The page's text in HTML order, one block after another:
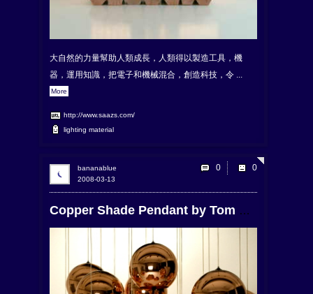
大自然的力量幫助人類成長，人類得以製造工具，機
器，運用知識，把電子和機械混合，創造科技，令 ...
More
http://www.saazs.com/
lighting material
Copper Shade Pendant by Tom Dixon
2008-03-13
bananablue 0